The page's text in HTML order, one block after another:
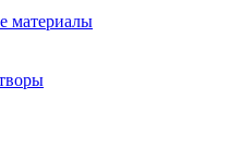
материалы